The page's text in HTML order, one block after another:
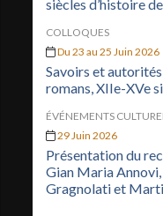
siècles d’histoire
COLLOQUES
Du 23 au 25 Juin 2026
Savoirs et
romans, XIIe-XVe
ÉVÉNEMENTS
29 Juin 2026
Présentation du
Gian Maria
Gragnolati et